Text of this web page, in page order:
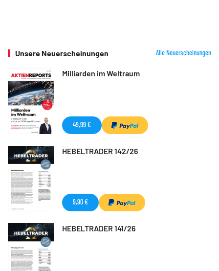
Unsere Neuerscheinungen Alle Neuerscheinungen
Milliarden im Weltraum
49,99 €
HEBELTRADER 142/26
9,90 €
HEBELTRADER 141/26